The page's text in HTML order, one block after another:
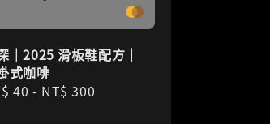
｜2025 滑板鞋配方｜
式咖啡
40 - NT$ 300